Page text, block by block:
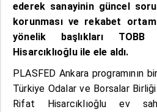
ederek sanayinin güncel
korunması ve rekabet
yönelik başlıkları
Hisarcıklıoğlu ile ele aldı.
PLASFED Ankara programının
Türkiye Odalar ve Borsalar
Rifat Hisarcıklıoğlu ev